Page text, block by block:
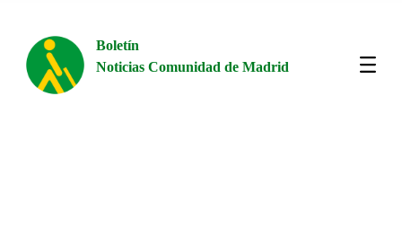
Boletín
Noticias Comunidad de Madrid